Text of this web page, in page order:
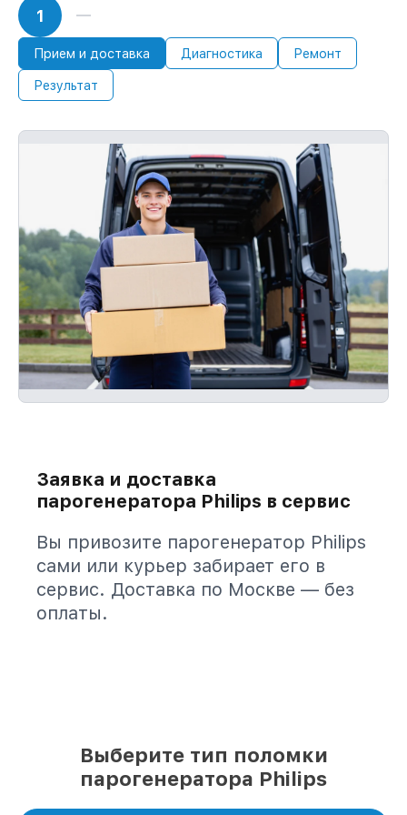
36 месяцев
При наличии гарантийного талона и
чека, мы устраним неисправности
повторно без очереди.
1
Прием и доставка Диагностика Ремонт
Результат
Заявка и доставка
парогенератора Philips в сервис
Вы привозите парогенератор Philips
сами или курьер забирает его в
сервис. Доставка по Москве — без
оплаты.
Выберите тип поломки
парогенератора Philips